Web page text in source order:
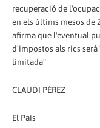
recuperació de
en els últims mesos de
afirma que l'eventual
d'impostos als rics
limitada"
CLAUDI PÉREZ
El Pais